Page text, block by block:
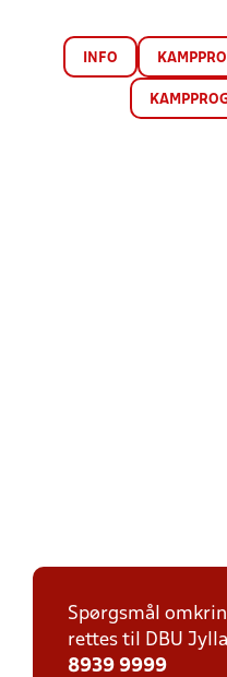
INFO
Spørgsmål
rettes til DBU
8939 9999